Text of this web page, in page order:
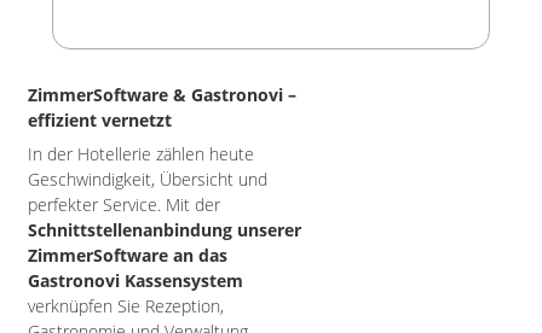
ZimmerSoftware & Gastronovi –
effizient vernetzt
In der Hotellerie zählen heute
Geschwindigkeit, Übersicht und
perfekter Service. Mit der
Schnittstellenanbindung unserer
ZimmerSoftware an das
Gastronovi Kassensystem
verknüpfen Sie Rezeption,